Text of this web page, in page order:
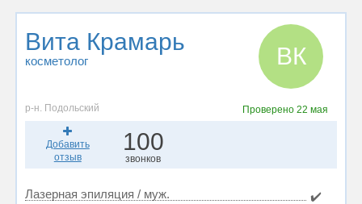
Вита Крамарь
косметолог ВК
р-н. Подольский Проверено 22 мая
Добавить
отзыв
100
звонков
Лазерная эпиляция / муж.
✔️